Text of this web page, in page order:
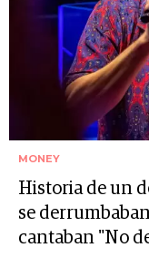
MONEY
Historia de un
se
cantaban "No